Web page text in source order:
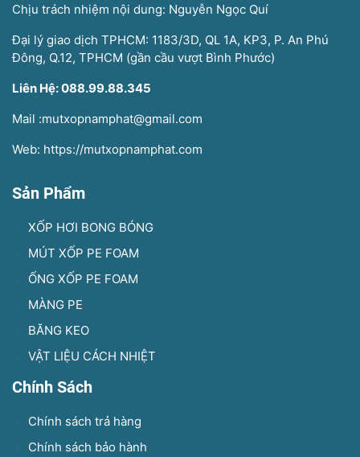
Chịu trách nhiệm nội dung: Nguyễn Ngọc Quí
Đại lý giao dịch TPHCM: 1183/3D, QL 1A, KP3, P. An Phú
Đông, Q.12, TPHCM (gần cầu vượt Bình Phước)
Liên Hệ: 088.99.88.345
Mail :mutxopnamphat@gmail.com
Web: https://mutxopnamphat.com
Sản Phẩm
XỐP HƠI BONG BÓNG
MÚT XỐP PE FOAM
ỐNG XỐP PE FOAM
MÀNG PE
BĂNG KEO
VẬT LIỆU CÁCH NHIỆT
Chính Sách
Chính sách trả hàng
Chính sách bảo hành